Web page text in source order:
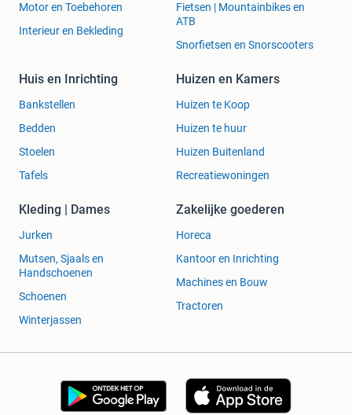
Motor en Toebehoren
Interieur en Bekleding
Fietsen | Mountainbikes en
ATB
Snorfietsen en Snorscooters
Huis en Inrichting
Bankstellen
Bedden
Stoelen
Tafels
Huizen en Kamers
Huizen te Koop
Huizen te huur
Huizen Buitenland
Recreatiewoningen
Kleding | Dames
Jurken
Mutsen, Sjaals en
Handschoenen
Schoenen
Winterjassen
Zakelijke goederen
Horeca
Kantoor en Inrichting
Machines en Bouw
Tractoren